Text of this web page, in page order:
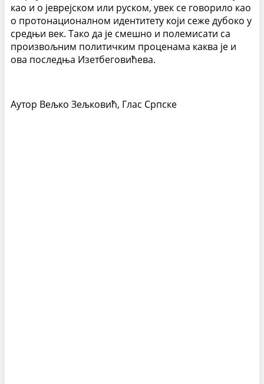
као и о јеврејском или руском, увек се говорило као
о протонационалном идентитету који сеже дубоко у
средњи век. Тако да је смешно и полемисати са
произвољним политичким проценама каква је и
ова последња Изетбеговићева.
Аутор Вељко Зељковић, Глас Српске